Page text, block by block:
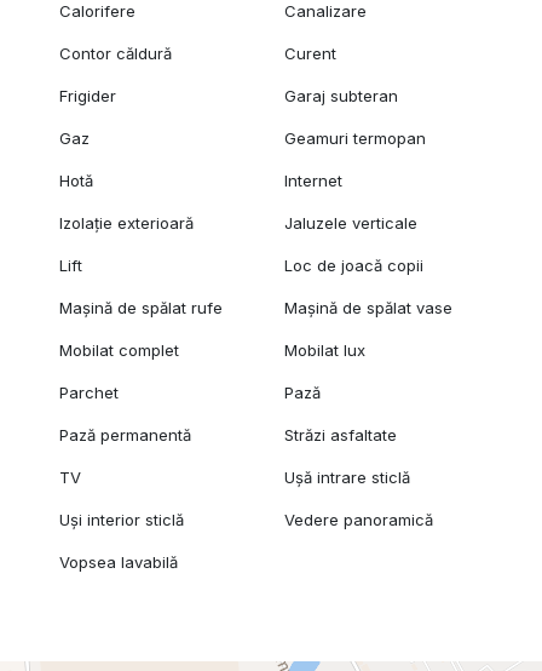
Calorifere Canalizare
Contor căldură Curent
Frigider Garaj subteran
Gaz Geamuri termopan
Hotă Internet
Izolație exterioară Jaluzele verticale
Lift Loc de joacă copii
Mașină de spălat rufe Mașină de spălat vase
Mobilat complet Mobilat lux
Parchet Pază
Pază permanentă Străzi asfaltate
TV Ușă intrare sticlă
Uși interior sticlă Vedere panoramică
Vopsea lavabilă